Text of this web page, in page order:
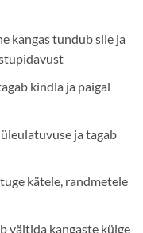
kangas tundub sile ja
kindla ja paigal
ja tagab
kätele, randmetele
vältida kangaste külge